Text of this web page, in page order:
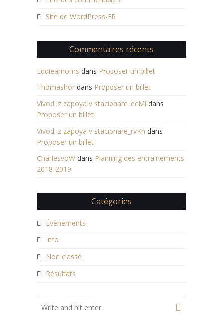
Site de WordPress-FR
Commentaires récents
Eddieamoms dans Proposer un billet
Thomashor dans Proposer un billet
Vivod iz zapoya v stacionare_ecMi dans
Proposer un billet
Vivod iz zapoya v stacionare_rvKn dans
Proposer un billet
CharlesvoW dans Planning des entrainements
2018-2019
Catégories
Évènements
Info
Non classé
Résultats